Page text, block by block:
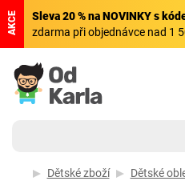
AKCE Sleva 20 % na NOVINKY s
zdarma při objednávce nad 1
Dětské zboží Dětské